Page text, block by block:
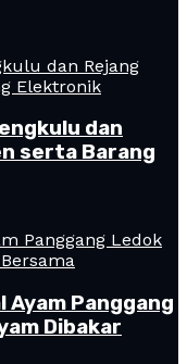
dan
serta Barang
Ayam Panggang
Dibakar